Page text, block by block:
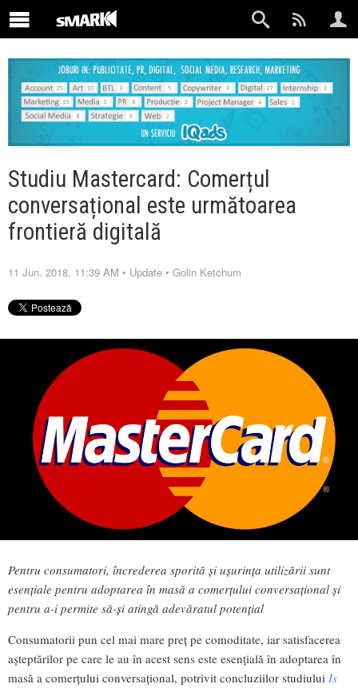
Studiu Mastercard: Comerțul
conversațional este următoarea
frontieră digitală
11 Jun. 2018, 11:39 AM • Update • Golin Ketchum
Pentru consumatori, încrederea sporită și ușurința utilizării sunt
esențiale pentru adoptarea în masă a comerțului conversațional și
pentru a-i permite să-și atingă adevăratul potențial
Consumatorii pun cel mai mare preț pe comoditate, iar satisfacerea
așteptărilor pe care le au în acest sens este esențială în adoptarea în
masă a comerțului conversațional, potrivit concluziilor studiului Is